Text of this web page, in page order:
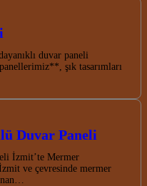
duvar paneli
şık tasarımları
Duvar Paneli
İzmit’te Mermer
ve çevresinde mermer